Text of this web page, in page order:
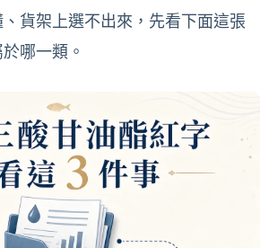
貨架上選不出來，先看下面這張
哪一類。